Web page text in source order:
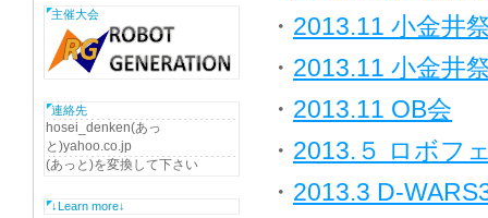
主催大会
連絡先
hosei_denken(あっ
と)yahoo.co.jp
(あっと)を変換して下さい
↓Learn more↓
・ 2013.11 小金井
・ 2013.11 小金井
・ 2013.11 OB会
・ 2013.５ ロボフ
・ 2013.3 D-